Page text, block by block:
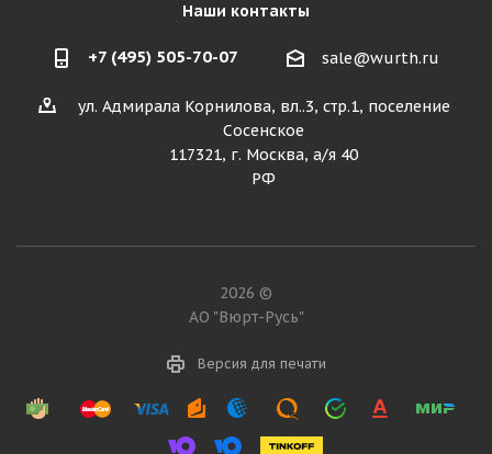
Наши контакты
+7 (495) 505-70-07 sale@wurth.ru
ул. Адмирала Корнилова, вл..3, стр.1, поселение
Сосенское
117321, г. Москва, а/я 40
РФ
2026 ©
АО "Вюрт-Русь"
Версия для печати